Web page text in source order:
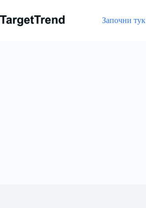
съдържание
Започни тук